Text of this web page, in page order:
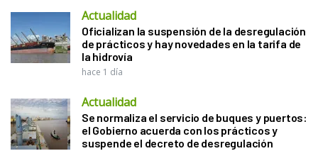
Actualidad
Oficializan la suspensión de la desregulación
de prácticos y hay novedades en la tarifa de
la hidrovía
hace 1 día
Actualidad
Se normaliza el servicio de buques y puertos:
el Gobierno acuerda con los prácticos y
suspende el decreto de desregulación